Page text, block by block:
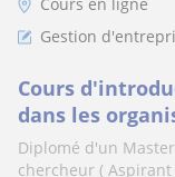
Gestion
Cours
dans les
Diplomé d'un
chercheur (